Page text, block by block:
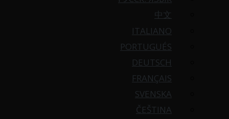
中文
ITALIANO
PORTUGUÉS
DEUTSCH
FRANÇAIS
SVENSKA
ČEŠTINA